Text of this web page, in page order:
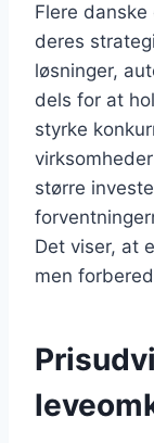
Flere
deres
løsninger,
dels for at
styrke
større
Det viser, at
men